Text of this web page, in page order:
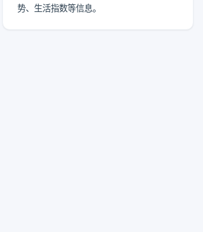
势、生活指数等信息。